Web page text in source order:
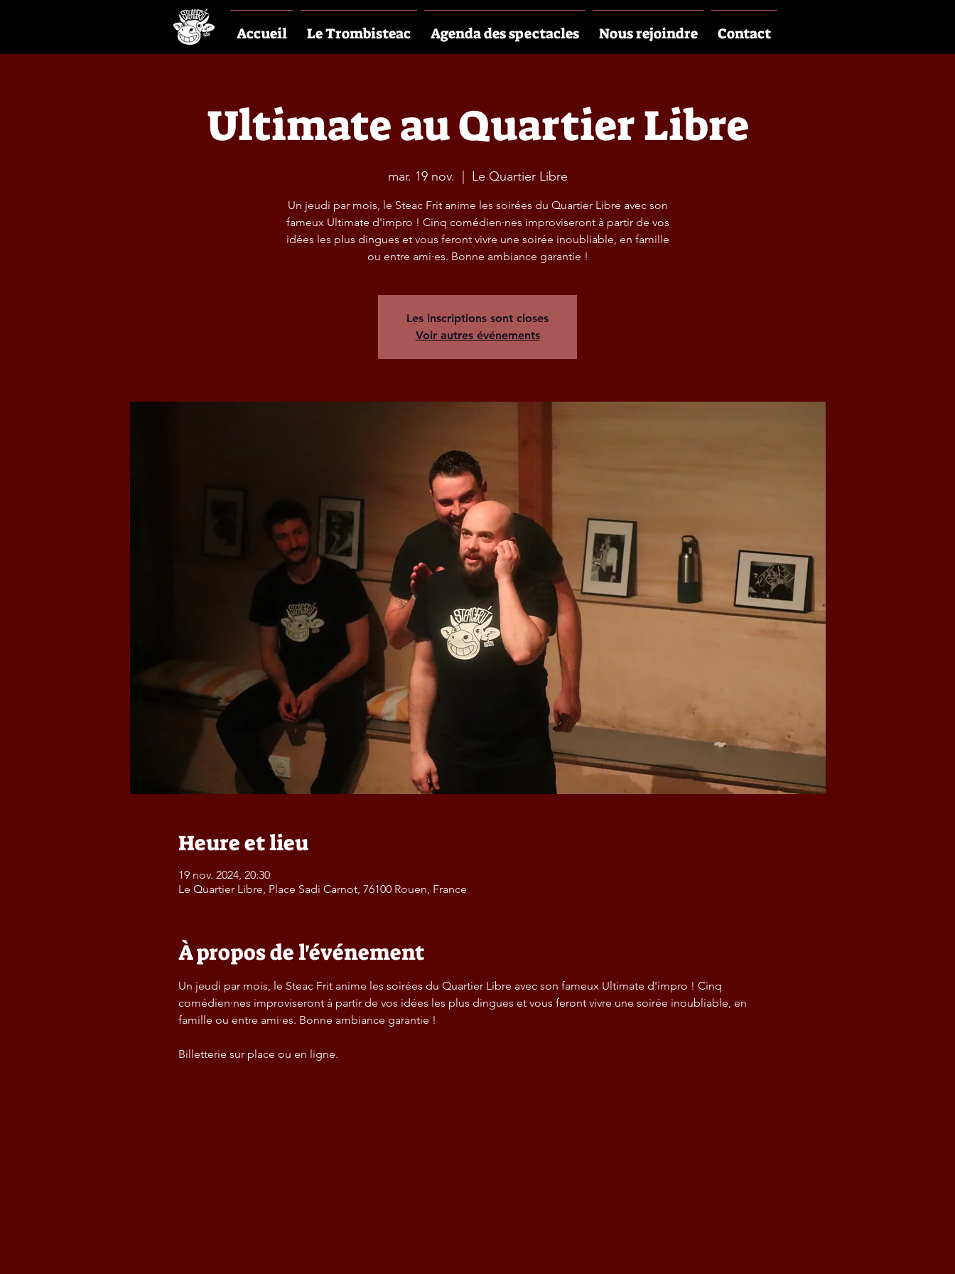
Accueil Le Trombisteac Agenda des spectacles Nous rejoindre Contact
Ultimate au Quartier Libre
mar. 19 nov. Le Quartier Libre
Un jeudi par mois, le Steac Frit anime les soirées du Quartier Libre avec son
fameux Ultimate d'impro ! Cinq comédien·nes improviseront à partir de vos
idées les plus dingues et vous feront vivre une soirée inoubliable, en famille
ou entre ami·es. Bonne ambiance garantie !
Les inscriptions sont closes
Voir autres événements
Heure et lieu
19 nov. 2024, 20:30
Le Quartier Libre, Place Sadi Carnot, 76100 Rouen, France
À propos de l'événement
Un jeudi par mois, le Steac Frit anime les soirées du Quartier Libre avec son fameux Ultimate d'impro ! Cinq
comédien·nes improviseront à partir de vos idées les plus dingues et vous feront vivre une soirée inoubliable, en
famille ou entre ami·es. Bonne ambiance garantie !
Billetterie sur place ou en ligne.